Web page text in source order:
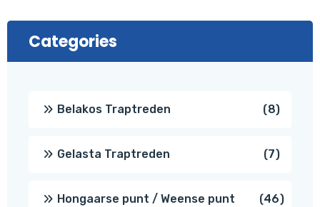
Categories
Belakos Traptreden 88
Gelasta Traptreden 77
Hongaarse punt / Weense punt 4646